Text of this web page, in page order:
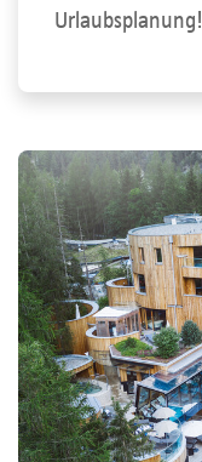
Urlaubsplanung!